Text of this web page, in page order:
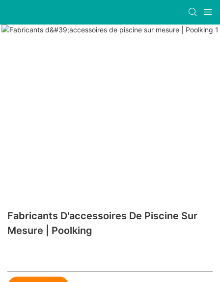
Fabricants D'accessoires De Piscine Sur
Mesure | Poolking